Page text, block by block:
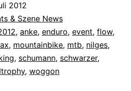
2012
& Szene News
, anke, enduro, event, flow,
, mountainbike, mtb, nilges,
, schumann, schwarzer,
, woggon